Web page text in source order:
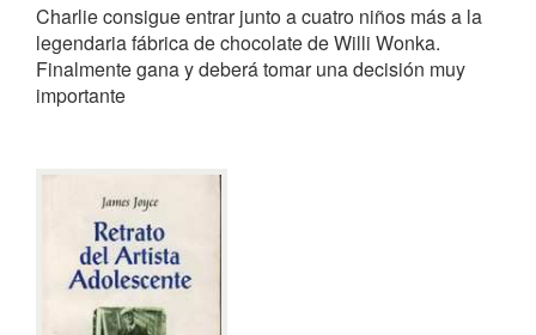
Charlie consigue entrar junto a cuatro niños más a la
legendaria fábrica de chocolate de Willi Wonka.
Finalmente gana y deberá tomar una decisión muy
importante